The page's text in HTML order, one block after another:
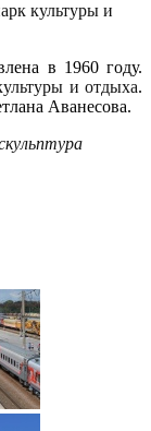
культуры и
в 1960 году.
и отдыха.
Аванесова.